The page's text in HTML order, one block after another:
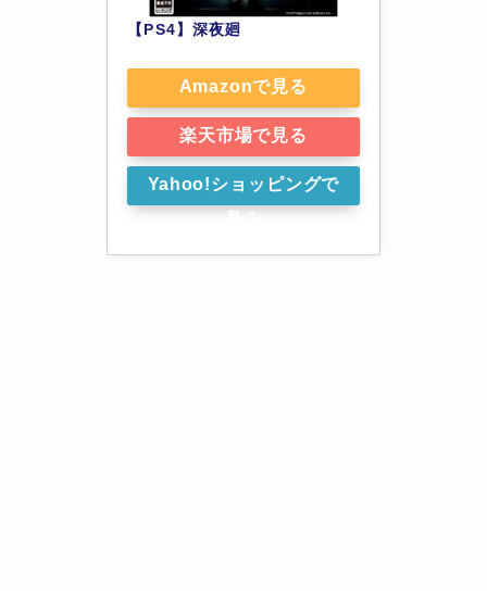
【PS4】深夜廻
Amazonで見る
楽天市場で見る
Yahoo!ショッピングで